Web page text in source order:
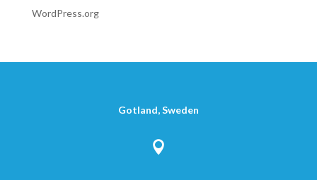
WordPress.org
Gotland, Sweden
